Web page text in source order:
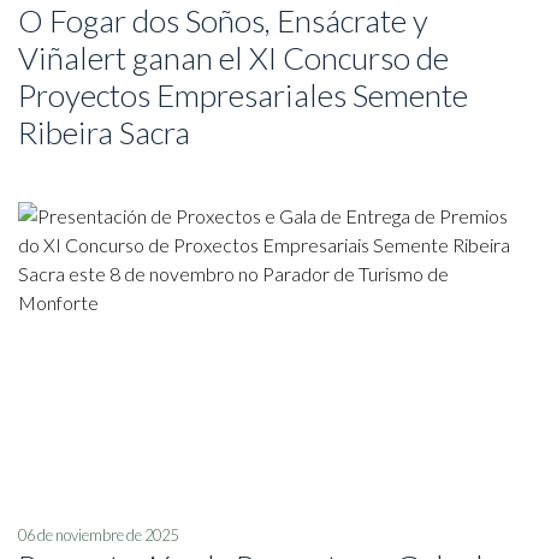
O Fogar dos Soños, Ensácrate y
Viñalert ganan el XI Concurso de
Proyectos Empresariales Semente
Ribeira Sacra
06 de noviembre de 2025